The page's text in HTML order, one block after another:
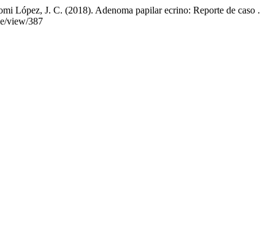
López, J. C. (2018). Adenoma papilar ecrino: Reporte de caso .
view/387